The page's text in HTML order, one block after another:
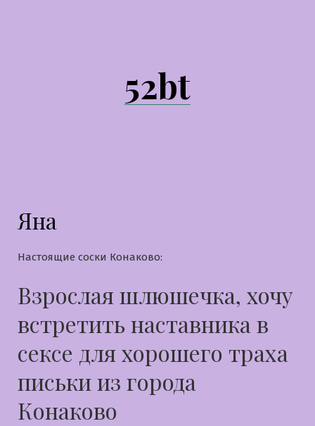
52bt
Яна
Настоящие соски Конаково:
Взрослая шлюшечка, хочу
встретить наставника в
сексе для хорошего траха
письки из города
Конаково